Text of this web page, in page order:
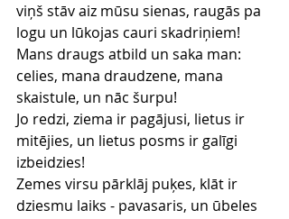
viņš stāv aiz mūsu sienas, raugās pa
logu un lūkojas cauri skadriņiem!
Mans draugs atbild un saka man:
celies, mana draudzene, mana
skaistule, un nāc šurpu!
Jo redzi, ziema ir pagājusi, lietus ir
mitējies, un lietus posms ir galīgi
izbeidzies!
Zemes virsu pārklāj puķes, klāt ir
dziesmu laiks - pavasaris, un ūbeles